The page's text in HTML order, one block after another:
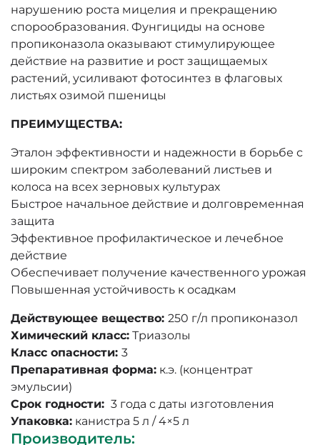
нарушению роста мицелия и прекращению
спорообразования. Фунгициды на основе
пропиконазола оказывают стимулирующее
действие на развитие и рост защищаемых
растений, усиливают фотосинтез в флаговых
листьях озимой пшеницы
ПРЕИМУЩЕСТВА:
Эталон эффективности и надежности в борьбе с
широким спектром заболеваний листьев и
колоса на всех зерновых культурах
Быстрое начальное действие и долговременная
защита
Эффективное профилактическое и лечебное
действие
Обеспечивает получение качественного урожая
Повышенная устойчивость к осадкам
Действующее вещество: 250 г/л пропиконазол
Химический класс: Триазолы
Класс опасности: 3
Препаративная форма: к.э. (концентрат
эмульсии)
Срок годности: 3 года с даты изготовления
Упаковка: канистра 5 л / 4×5 л
Производитель: